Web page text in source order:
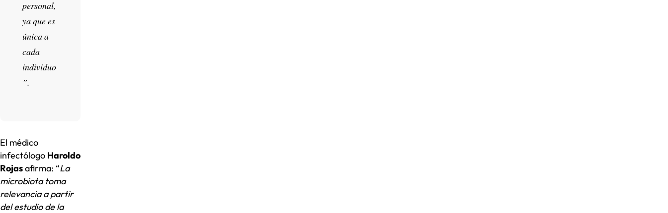
personal,
ya que es
única a
cada
individuo
”.
El médico
infectólogo Haroldo
Rojasafirma: “La
microbiota toma
relevancia a partir
del estudio de la